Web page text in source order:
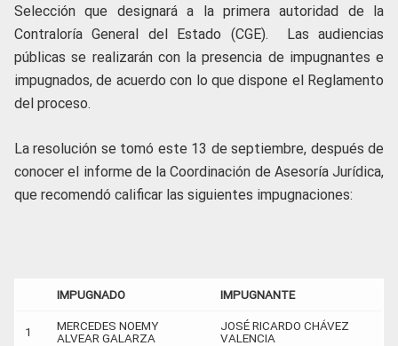
Selección que designará a la primera autoridad de la
Contraloría General del Estado (CGE). Las audiencias
públicas se realizarán con la presencia de impugnantes e
impugnados, de acuerdo con lo que dispone el Reglamento
del proceso.
La resolución se tomó este 13 de septiembre, después de
conocer el informe de la Coordinación de Asesoría Jurídica,
que recomendó calificar las siguientes impugnaciones:
IMPUGNADO IMPUGNANTE
1
MERCEDES NOEMY
ALVEAR GALARZA
JOSÉ RICARDO CHÁVEZ
VALENCIA